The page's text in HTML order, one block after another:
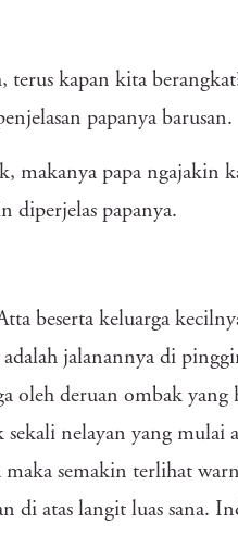
terus kapan kita
papanya barusan.
makanya papa ngajakin
diperjelas papanya.
beserta keluarga
jalanannya di
oleh deruan ombak
nelayan yang mulai
semakin terlihat
di atas langit luas sana.